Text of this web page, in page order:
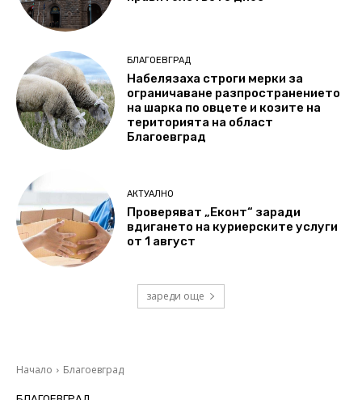
БЛАГОЕВГРАД
Набелязаха строги мерки за
ограничаване разпространението
на шарка по овцете и козите на
територията на област
Благоевград
АКТУАЛНО
Проверяват „Еконт“ заради
вдигането на куриерските услуги
от 1 август
зареди още